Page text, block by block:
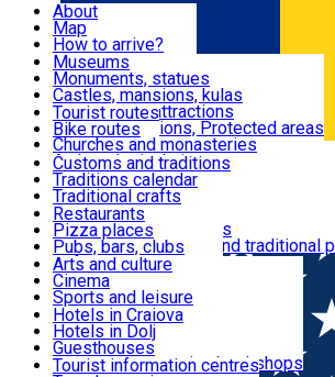
Română
Attractions
Routes
Customs, Traditions
Food & Drinks
Leisure & Fun
Accommodation
Useful
About
Map
How to arrive?
Recommendations
Tourist attractions
News
Museums
Monuments, statues
Castles, mansions, kulas
Architectural attractions
Natural attractions, Protected areas
Churches and monasteries
Archaeological sites
Parks and gardens
Tourist routes
Bike routes
Customs and traditions
Traditions calendar
Traditional crafts
Traditional cuisine
Wineries and vineyards
Local manufacturers and traditional
Restaurants
Pizza places
Pubs, bars, clubs
Cafes and teahouses
Sweets and ice cream
Fast-food
Arts and culture
Cinema
Sports and leisure
Horse riding
Swimming pools
Zoo
Shopping, souvenirs, bookshops
Hotels in Craiova
Hotels in Dolj
Guesthouses
Villas
Tourist information centres